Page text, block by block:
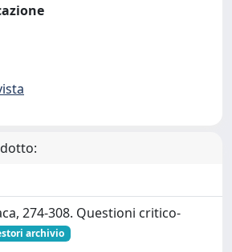
274-308. Questioni critico-
archivio